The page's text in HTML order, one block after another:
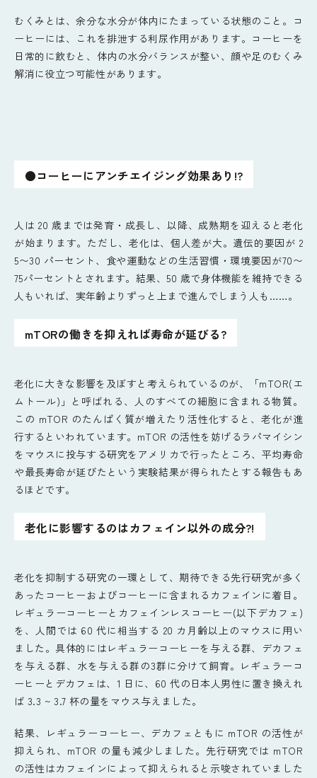
むくみとは、余分な水分が体内にたまっている状態のこと。コ
ーヒーには、これを排泄する利尿作用があります。コーヒーを
日常的に飲むと、体内の水分バランスが整い、顔や足のむくみ
解消に役立つ可能性があります。
●コーヒーにアンチエイジング効果あり!?
人は 20 歳までは発育・成長し、以降、成熟期を迎えると老化
が始まります。ただし、老化は、個人差が大。遺伝的要因が 2
5〜30 パーセント、食や運動などの生活習慣・環境要因が70〜
75パーセントとされます。結果、50 歳で身体機能を維持できる
人もいれば、実年齢よりずっと上まで進んでしまう人も……。
mTORの働きを抑えれば寿命が延びる?
老化に大きな影響を及ぼすと考えられているのが、「mTOR(エ
ムトール)」と呼ばれる、人のすべての細胞に含まれる物質。
この mTOR のたんぱく質が増えたり活性化すると、老化が進
行するといわれています。mTOR の活性を妨げるラパマイシン
をマウスに投与する研究をアメリカで行ったところ、平均寿命
や最長寿命が延びたという実験結果が得られたとする報告もあ
るほどです。
老化に影響するのはカフェイン以外の成分?!
老化を抑制する研究の一環として、期待できる先行研究が多く
あったコーヒーおよびコーヒーに含まれるカフェインに着目。
レギュラーコーヒーとカフェインレスコーヒー(以下デカフェ)
を、人間では 60 代に相当する 20 カ月齢以上のマウスに用い
ました。具体的にはレギュラーコーヒーを与える群、デカフェ
を与える群、水を与える群の3群に分けて飼育。レギュラーコ
ーヒーとデカフェは、1 日に、60 代の日本人男性に置き換えれ
ば 3.3 ~ 3.7 杯の量をマウス与えました。
結果、レギュラーコーヒー、デカフェともに mTOR の活性が
抑えられ、mTOR の量も減少しました。先行研究では mTOR
の活性はカフェインによって抑えられると示唆されていました